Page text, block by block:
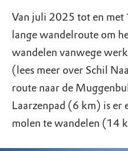
Van juli 2025 tot en
lange wandelroute om
wandelen vanwege
(lees meer over Schil
route naar de
Laarzenpad (6 km) is er
molen te wandelen (14